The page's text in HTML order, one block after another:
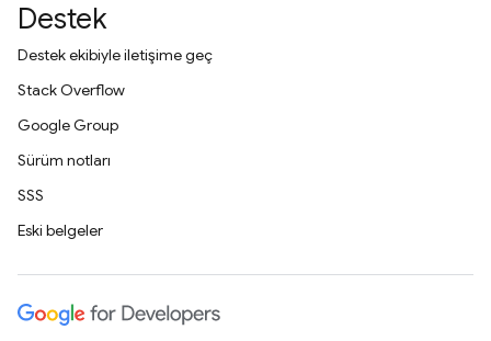
Destek
Destek ekibiyle iletişime geç
Stack Overflow
Google Group
Sürüm notları
SSS
Eski belgeler